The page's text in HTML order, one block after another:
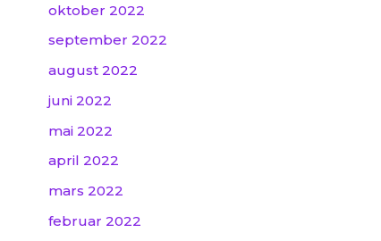
oktober 2022
september 2022
august 2022
juni 2022
mai 2022
april 2022
mars 2022
februar 2022